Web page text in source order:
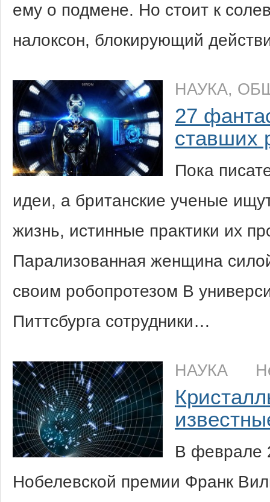
ему о подмене. Но стоит к
налоксон, блокирующий
НАУКА,
27
ставших
Пока
идеи, а британские ученые
жизнь, истинные практики их
Парализованная женщина
своим робопротезом В
Питтсбурга сотрудники…
НАУКА
В феврале
Нобелевской премии Франк